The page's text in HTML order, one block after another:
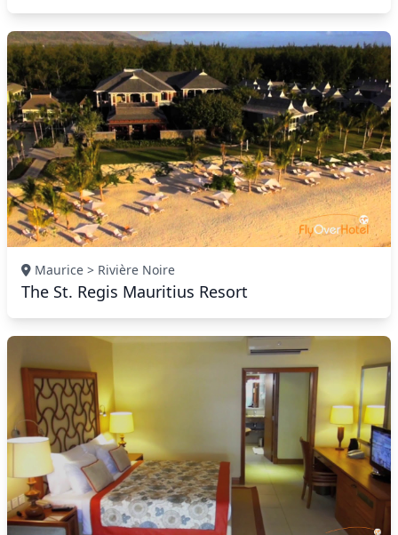
Maurice > Rivière Noire
The St. Regis Mauritius Resort